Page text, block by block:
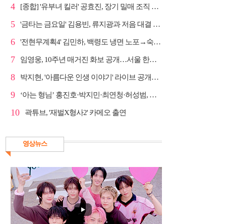
4 [종합] '유부녀 킬러' 공효진, 장기 밀매 조직 소탕…4...
5 '금타는 금요일' 김용빈, 류지광과 저음 대결 승리
6 '전현무계획4' 김민하, 백령도 냉면 노포→숙성 광어초...
7 임영웅, 10주년 매거진 화보 공개…서울 한복판 대형 현...
8 박지현, '아름다운 인생 이야기' 라이브 공개…감성 보...
9 ‘아는 형님’ 홍진호·박지민·최연청·허성범, 매운맛 토크
10 곽튜브, '재벌X형사2' 카메오 출연
영상뉴스